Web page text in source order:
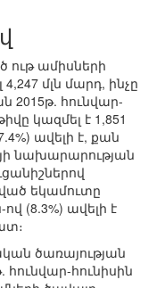
ութ ամիսների
մլն մարդ, ինչը
2015թ. հունվար-
կազմել է 1,851
ավելի է, քան
նախարարության
եկամուտը
ով (8.3%) ավելի է
ծառայության
հունիսին